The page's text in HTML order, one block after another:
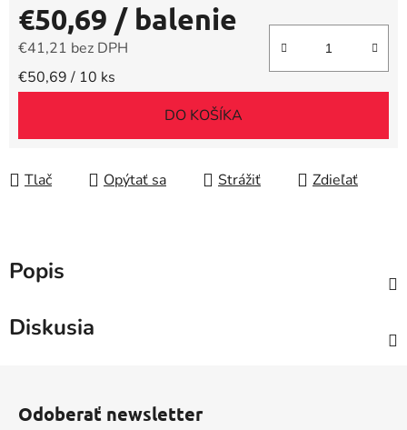
€50,69 / balenie
€41,21 bez DPH
Jednotková cena:
€50,69 / 10 ks
DO KOŠÍKA
Tlač Opýtať sa Strážiť Zdieľať
Popis
Diskusia
Odoberať newsletter